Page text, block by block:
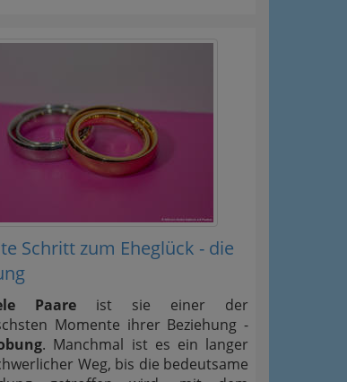
Schritt zum Eheglück - die
Paare ist sie einer der
Momente ihrer Beziehung -
. Manchmal ist es ein langer
Weg, bis die bedeutsame